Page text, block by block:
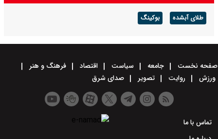
طلای آبشده بوکینگ
صفحه نخست جامعه سیاست اقتصاد
فرهنگ و هنر
ورزش
روایت تصویر صدای شرق
تماس با ما